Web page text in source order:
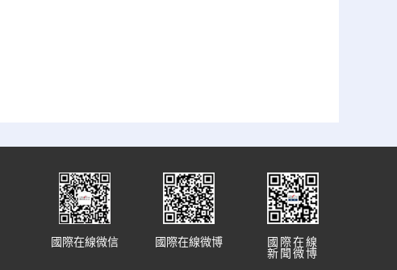
國際在線
新聞微博
國際在線微博
國際在線微信